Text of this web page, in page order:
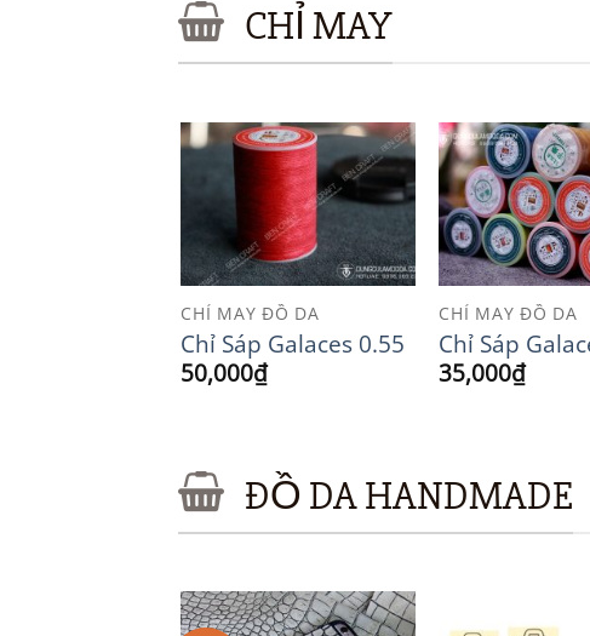
CHỈ MAY
Add to
CHỈ MAY ĐỒ DA
Chỉ Sáp Galaces 0.55
50,000₫
CHỈ MAY ĐỒ DA
Chỉ Sáp
35,000₫
ĐỒ DA HANDMADE